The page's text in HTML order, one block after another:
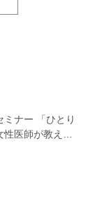
ミナー 「ひとり
医師が教え